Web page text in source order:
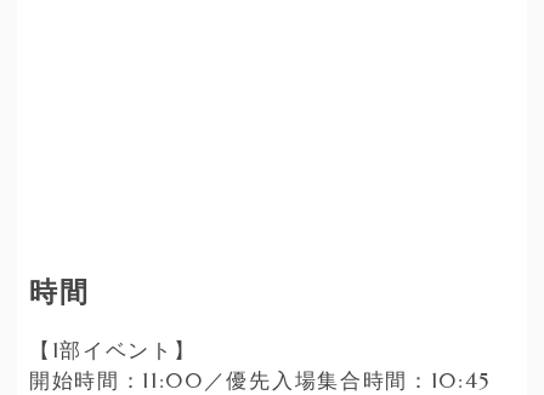
時間
【1部イベント】
開始時間：11:00／優先入場集合時間：10:45